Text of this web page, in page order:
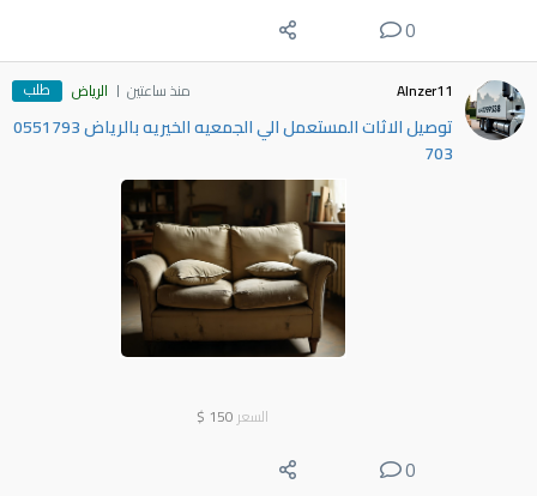
0
Alnzer11 منذ ساعتين الرياض طلب
توصيل الاثات المستعمل الي الجمعيه الخيريه بالرياض 0551793
703
السعر 150
$
0